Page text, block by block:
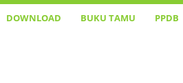
DOWNLOAD BUKU TAMU PPDB